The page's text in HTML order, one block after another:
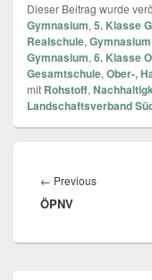
Dieser Beitrag wurde
Gymnasium, 5. Klasse
Realschule, Gymnasium
Gymnasium, 6. Klasse
Gesamtschule, Ober-,
mit Rohstoff,
Landschaftsverband
← Previous
ÖPNV